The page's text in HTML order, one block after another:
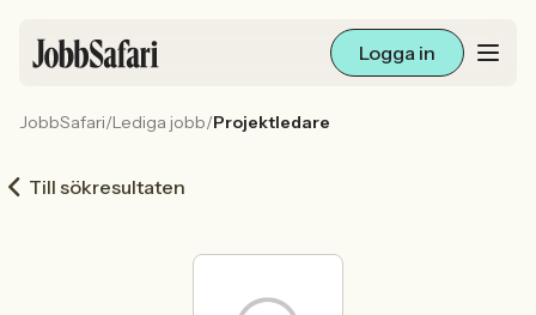
Logga in
Arbetsliv och karriär
För arbetsgivare
JobbSafari/Lediga jobb/Projektledare
Till sökresultaten